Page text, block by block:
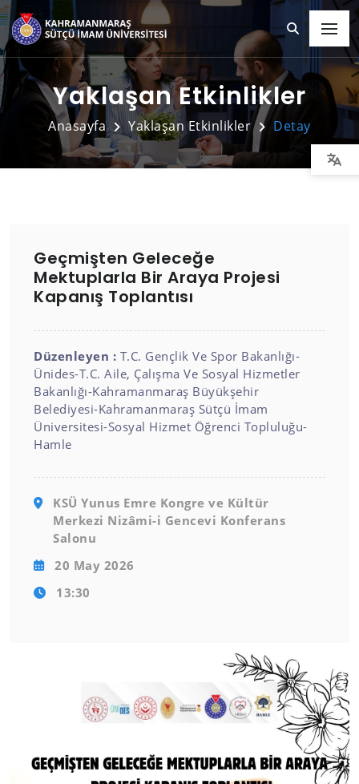
Yaklaşan Etkinlikler
Anasayfa Yaklaşan Etkinlikler Detay
Geçmişten Geleceğe
Mektuplarla Bir Araya Projesi
Kapanış Toplantısı
Düzenleyen : T.C. Gençlik Ve Spor Bakanlığı-
Ünides-T.C. Aile, Çalışma Ve Sosyal Hizmetler
Bakanlığı-Kahramanmaraş Büyükşehir
Belediyesi-Kahramanmaraş Sütçü İmam
Üniversitesi-Sosyal Hizmet Öğrenci Topluluğu-
Hamle
KSÜ Yunus Emre Kongre ve Kültür
Merkezi Nizâmi-i Gencevi Konferans
Salonu
20 May 2026
13:30